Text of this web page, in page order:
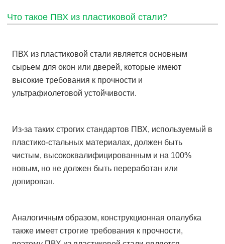
Что такое ПВХ из пластиковой стали?
ПВХ из пластиковой стали является основным
сырьем для окон или дверей, которые имеют
высокие требования к прочности и
ультрафиолетовой устойчивости.
Из-за таких строгих стандартов ПВХ, используемый в
пластико-стальных материалах, должен быть
чистым, высококвалифицированным и на 100%
новым, но не должен быть переработан или
допирован.
Аналогичным образом, конструкционная опалубка
также имеет строгие требования к прочности,